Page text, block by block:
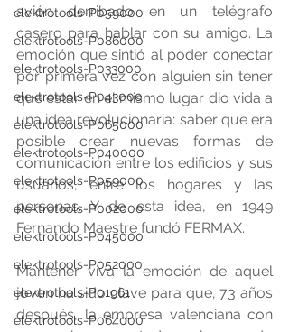
elektrotools-P059000
elektrotools-P086000
elektrotools-P033000
elektrotools-P043000
elektrotools-P065000
elektrotools-P040000
elektrotools-P059000
elektrotools-P002000
elektrotools-P045000
elektrotools-P052000
elektrotools-P01961
elektrotools-P064000
avión derribado en un telégrafo
casero para hablar con su amigo. La
emoción que sintió al poder conectar
por primera vez con alguien sin tener
que estar en el mismo lugar dio vida a
una idea revolucionaria: saber que era
posible crear nuevas formas de
comunicación entre los edificios y sus
usuarios, entre los hogares y las
personas. Y de esta idea, en 1949
Fernando Maestre fundó FERMAX.
Mantener viva la emoción de aquel
joven ha sido clave para que, 73 años
después, la empresa valenciana con